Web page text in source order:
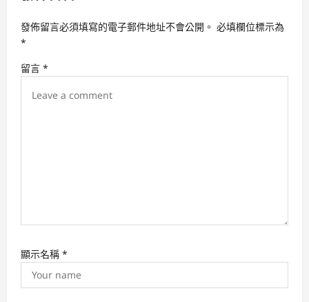
a
t
i
發佈留言必須填寫的電子郵件地址不會公開。 必填欄位標示為
*
留言 *
顯示名稱 *